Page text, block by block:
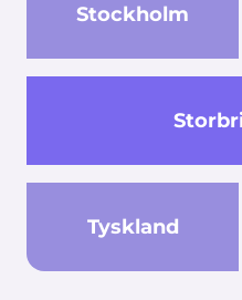
Stockholm
Tyskland